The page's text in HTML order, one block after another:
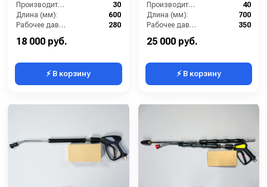
Производительность (л/мин):
30
Длина (мм):
600
Рабочее давление (бар):
280
18 000 руб.
⚡ В корзину
Производительность (л/мин):
40
Длина (мм):
700
Рабочее давление (бар):
350
25 000 руб.
⚡ В корзину